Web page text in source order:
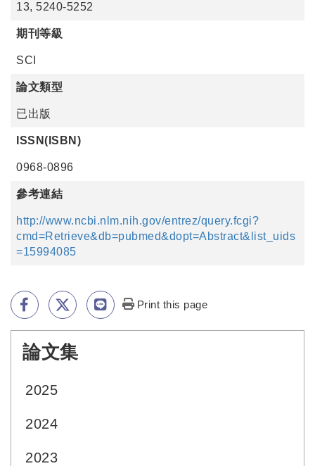
13, 5240-5252
期刊等級
SCI
論文類型
已出版
ISSN(ISBN)
0968-0896
參考連結
http://www.ncbi.nlm.nih.gov/entrez/query.fcgi?
cmd=Retrieve&db=pubmed&dopt=Abstract&list_uids
=15994085
Print this page
論文集
2025
2024
2023